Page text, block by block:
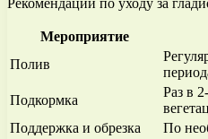
Рекомендации по уходу за
Мероприятие
Полив
Подкормка
Раз в
Поддержка и обрезка
По